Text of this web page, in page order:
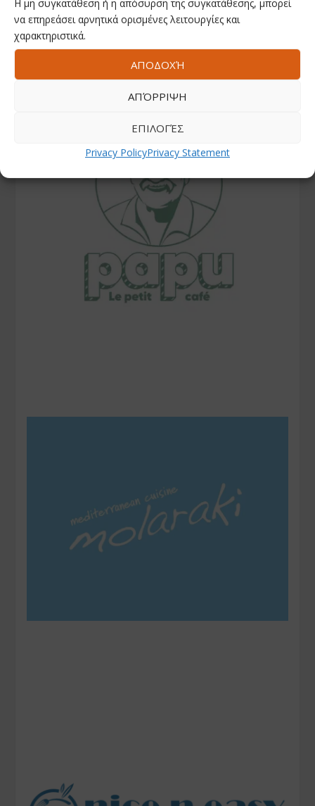
Η μη συγκατάθεση ή η απόσυρση της συγκατάθεσης, μπορεί
να επηρεάσει αρνητικά ορισμένες λειτουργίες και
χαρακτηριστικά.
ΑΠΟΔΟΧΉ
ΑΠΌΡΡΙΨΗ
ΕΠΙΛΟΓΈΣ
Privacy PolicyPrivacy Statement
Instagram